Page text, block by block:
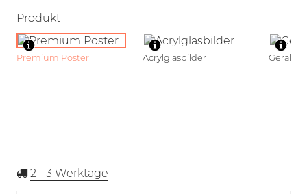
Produkt
Premium Poster Acrylglasbilder
2 - 3 Werktage